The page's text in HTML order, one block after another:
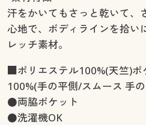
汗をかいてもさっと乾いて、
心地で、ボディラインを拾い
レッチ素材。
■ポリエステル100%(天竺)ポ
100%(手の平側/スムース 手
●両脇ポケット
●洗濯機OK